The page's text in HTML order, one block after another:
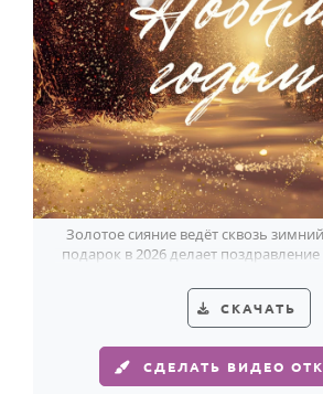
Золотое сияние ведёт сквозь
подарок в 2026 делает
СКАЧАТЬ
СДЕЛАТЬ ВИДЕО